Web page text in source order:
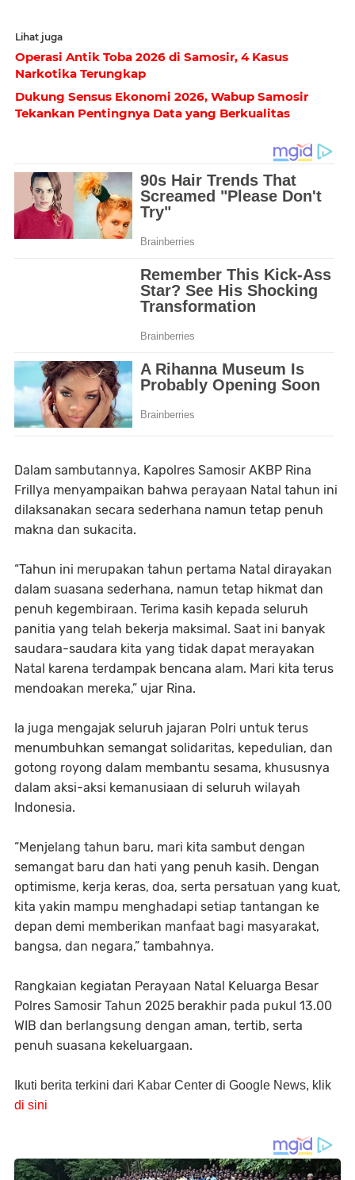
Lihat juga
Operasi Antik Toba 2026 di Samosir, 4 Kasus
Narkotika Terungkap
Dukung Sensus Ekonomi 2026, Wabup Samosir
Tekankan Pentingnya Data yang Berkualitas
Dalam sambutannya, Kapolres Samosir AKBP Rina
Frillya menyampaikan bahwa perayaan Natal tahun ini
dilaksanakan secara sederhana namun tetap penuh
makna dan sukacita.
“Tahun ini merupakan tahun pertama Natal dirayakan
dalam suasana sederhana, namun tetap hikmat dan
penuh kegembiraan. Terima kasih kepada seluruh
panitia yang telah bekerja maksimal. Saat ini banyak
saudara-saudara kita yang tidak dapat merayakan
Natal karena terdampak bencana alam. Mari kita terus
mendoakan mereka,” ujar Rina.
Ia juga mengajak seluruh jajaran Polri untuk terus
menumbuhkan semangat solidaritas, kepedulian, dan
gotong royong dalam membantu sesama, khususnya
dalam aksi-aksi kemanusiaan di seluruh wilayah
Indonesia.
“Menjelang tahun baru, mari kita sambut dengan
semangat baru dan hati yang penuh kasih. Dengan
optimisme, kerja keras, doa, serta persatuan yang kuat,
kita yakin mampu menghadapi setiap tantangan ke
depan demi memberikan manfaat bagi masyarakat,
bangsa, dan negara,” tambahnya.
Rangkaian kegiatan Perayaan Natal Keluarga Besar
Polres Samosir Tahun 2025 berakhir pada pukul 13.00
WIB dan berlangsung dengan aman, tertib, serta
penuh suasana kekeluargaan.
Ikuti berita terkini dari Kabar Center di Google News, klik
di sini